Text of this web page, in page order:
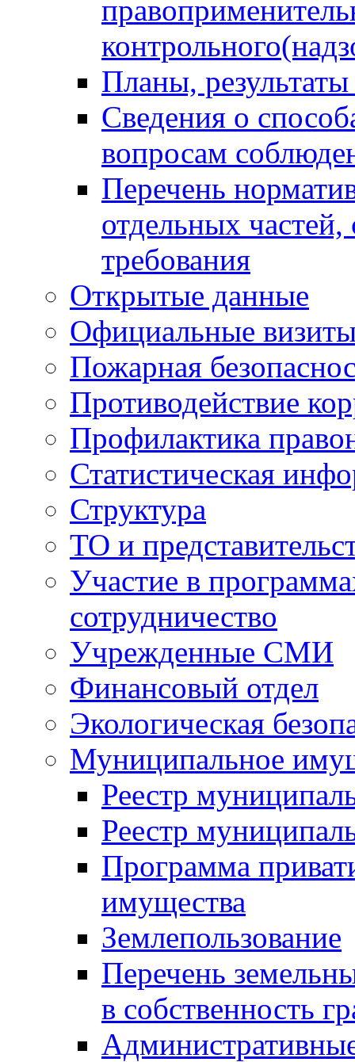
Планы,
Сведения о
вопросам
Перечень
отдельных
требования
Открытые данные
Официальные
Пожарная
Противодействие
Профилактика
Статистическая
Структура
ТО и
Участие в
сотрудничество
Учрежденные СМИ
Финансовый отдел
Экологическая
Муниципальное
Реестр
Реестр
Программа
имущества
Землепользование
Перечень
в собственность